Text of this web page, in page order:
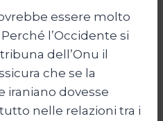
essere molto
l’Occidente si
dell’Onu il
che se la
iraniano dovesse
nelle relazioni tra i